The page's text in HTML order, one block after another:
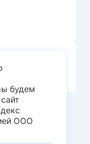
будем
ООО